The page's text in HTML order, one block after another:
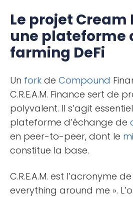
Le projet Cream
une plateforme
farming DeFi
Un fork de Compound
C.R.E.A.M. Finance sert de
polyvalent. Il s’agit
plateforme d’échange de
en peer-to-peer, dont le
constitue la base.
C.R.E.A.M. est l’acronyme
everything around me ».